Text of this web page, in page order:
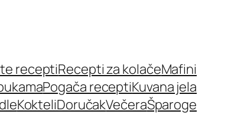
receptiRecepti za kolačeMafini
Pogača receptiKuvana jela
KokteliDoručakVečeraŠparoge